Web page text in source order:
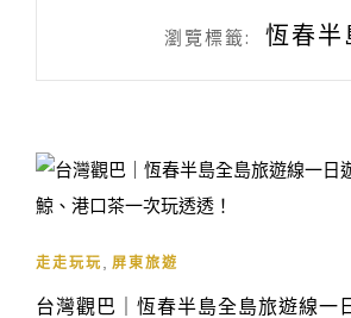
瀏覽標籤: 恆春半
走走玩玩 屏東旅遊
台灣觀巴｜恆春半島全島旅遊線一